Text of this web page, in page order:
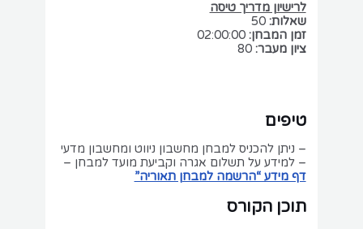
לרישיון מדריך טיסה
שאלות:50
זמן המבחן:02:00:00
ציון מעבר:80
טיפים
– ניתן להכניס למבחן מחשבון ניווט ומחשבון מדעי
– למידע על תשלום אגרה וקביעת מועד למבחן –
דף מידע “הרשמה למבחן תאוריה”
תוכן הקורס